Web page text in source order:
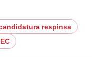
respinsa